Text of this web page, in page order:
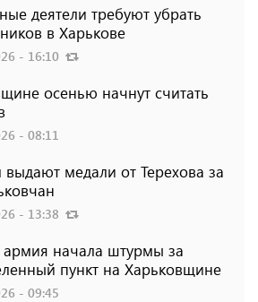
деятели требуют убрать
в Харькове
- 16:10
осенью начнут считать
- 08:11
медали от Терехова за
- 13:38
армия начала штурмы за
пункт на Харьковщине
- 09:45